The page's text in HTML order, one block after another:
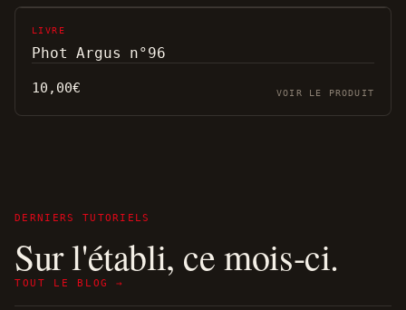
LIVRE
Phot Argus n°96
10,00€ VOIR LE PRODUIT
DERNIERS TUTORIELS
Sur l'établi, ce mois-ci.
TOUT LE BLOG →